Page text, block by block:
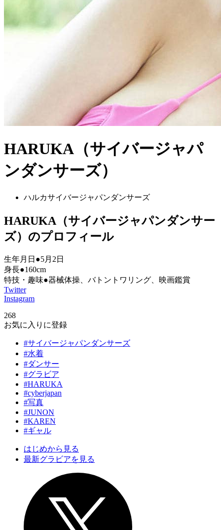
HARUKA（サイバージャパ
ンダンサーズ）
ハルカサイバージャパンダンサーズ
HARUKA（サイバージャパンダンサー
ズ）のプロフィール
生年月日●5月2日
身長●160cm
特技・趣味●器械体操、バトントワリング、映画鑑賞
Twitter
Instagram
268
お気に入りに登録
#サイバージャパンダンサーズ
#水着
#ダンサー
#グラビア
#HARUKA
#cyberjapan
#写真
#JUNON
#KAREN
#ギャル
はじめから見る
最新グラビアを見る